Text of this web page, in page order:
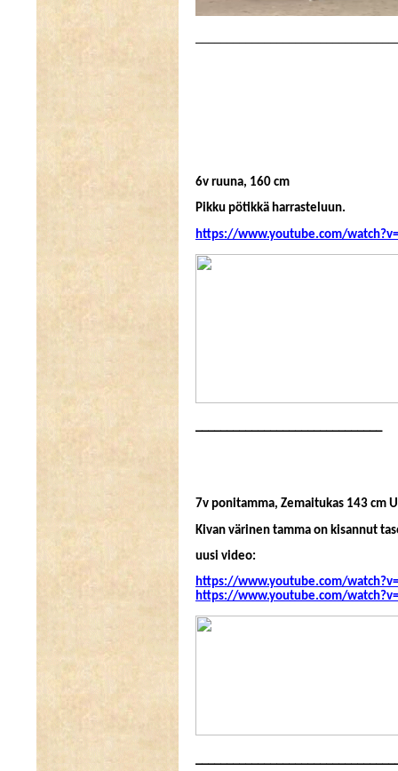
6v ruuna, 160 cm
Pikku pötikkä harrasteluun.
https://www.youtube.com/
7v ponitamma, Zemaitukas 143 cm
Kivan värinen tamma on kisannut
uusi video:
https://www.youtube.com/
https://www.youtube.com/